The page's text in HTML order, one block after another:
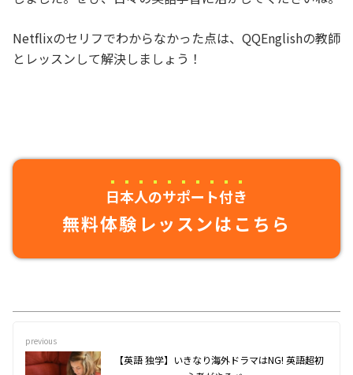
Netflixのセリフでわからなかった点は、QQEnglishの教師
とレッスンして解決しましょう！
日本人のサポート付き
無料体験レッスンはこちら
previous
【英語 独学】いきなり海外ドラマはNG! 英語超初